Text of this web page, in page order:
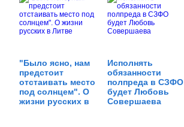
"Было ясно, нам
предстоит
отстаивать место
под солнцем". О
жизни русских в
Исполнять
обязанности
полпреда в СЗФО
будет Любовь
Совершаева